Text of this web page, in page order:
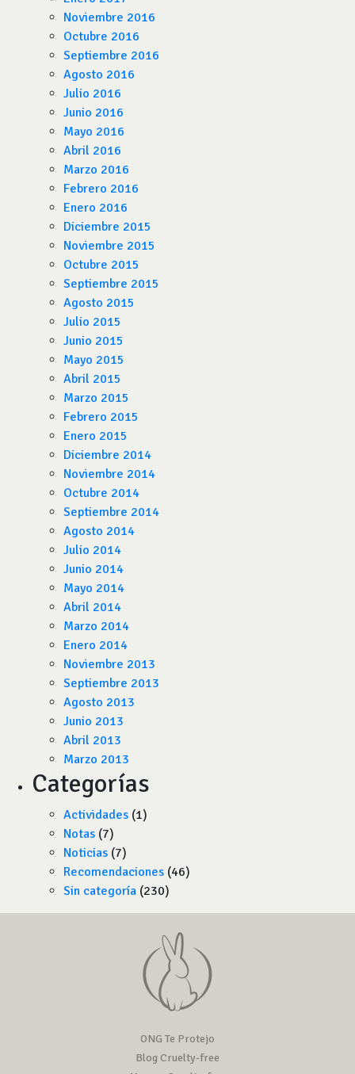
Noviembre 2016
Octubre 2016
Septiembre 2016
Agosto 2016
Julio 2016
Junio 2016
Mayo 2016
Abril 2016
Marzo 2016
Febrero 2016
Enero 2016
Diciembre 2015
Noviembre 2015
Octubre 2015
Septiembre 2015
Agosto 2015
Julio 2015
Junio 2015
Mayo 2015
Abril 2015
Marzo 2015
Febrero 2015
Enero 2015
Diciembre 2014
Noviembre 2014
Octubre 2014
Septiembre 2014
Agosto 2014
Julio 2014
Junio 2014
Mayo 2014
Abril 2014
Marzo 2014
Enero 2014
Noviembre 2013
Septiembre 2013
Agosto 2013
Junio 2013
Abril 2013
Marzo 2013
Categorías
Actividades (1)
Notas (7)
Noticias (7)
Recomendaciones (46)
Sin categoría (230)
ONG Te Protejo
Blog Cruelty-free